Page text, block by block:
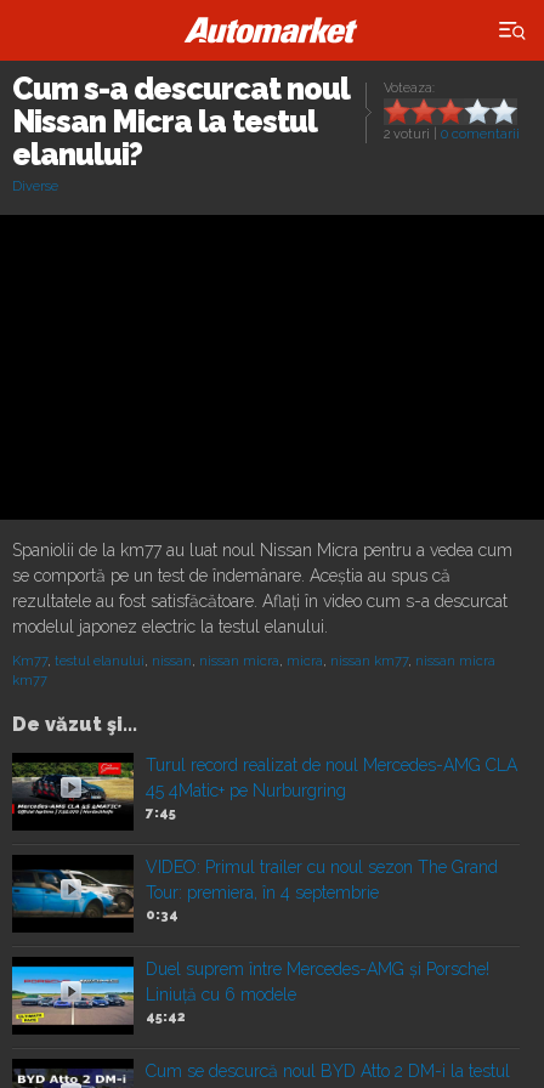
×
Voteaza:
2 voturi 0 comentarii
Cum s-a descurcat noul
Nissan Micra la testul
elanului?
Diverse
Spaniolii de la km77 au luat noul Nissan Micra pentru a vedea cum
se comportă pe un test de îndemânare. Aceștia au spus că
rezultatele au fost satisfăcătoare. Aflați în video cum s-a descurcat
modelul japonez electric la testul elanului.
Km77, testul elanului, nissan, nissan micra, micra, nissan km77, nissan micra
km77
De văzut şi...
Turul record realizat de noul Mercedes-AMG CLA
45 4Matic+ pe Nurburgring
7:45
VIDEO: Primul trailer cu noul sezon The Grand
Tour: premiera, în 4 septembrie
0:34
Duel suprem între Mercedes-AMG și Porsche!
Liniuță cu 6 modele
45:42
Cum se descurcă noul BYD Atto 2 DM-i la testul